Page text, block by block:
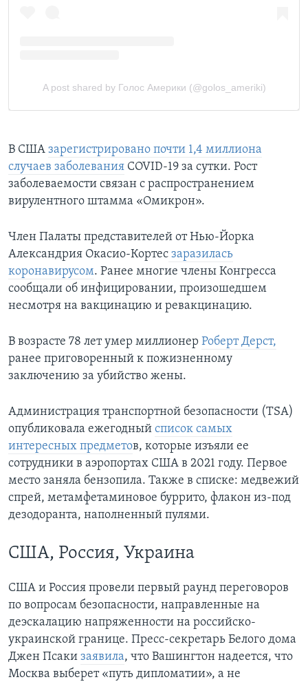
В США зарегистрировано почти 1,4 миллиона
случаев заболевания COVID-19 за сутки. Рост
заболеваемости связан с распространением
вирулентного штамма «Омикрон».
Член Палаты представителей от Нью-Йорка
Александрия Окасио-Кортес заразилась
коронавирусом. Ранее многие члены Конгресса
сообщали об инфицировании, произошедшем
несмотря на вакцинацию и ревакцинацию.
В возрасте 78 лет умер миллионер Роберт Дерст,
ранее приговоренный к пожизненному
заключению за убийство жены.
Администрация транспортной безопасности (TSA)
опубликовала ежегодный список самых
интересных предметов, которые изъяли ее
сотрудники в аэропортах США в 2021 году. Первое
место заняла бензопила. Также в списке: медвежий
спрей, метамфетаминовое буррито, флакон из-под
дезодоранта, наполненный пулями.
США, Россия, Украина
США и Россия провели первый раунд переговоров
по вопросам безопасности, направленные на
деэскалацию напряженности на российско-
украинской границе. Пресс-секретарь Белого дома
Джен Псаки заявила, что Вашингтон надеется, что
Москва выберет «путь дипломатии», а не